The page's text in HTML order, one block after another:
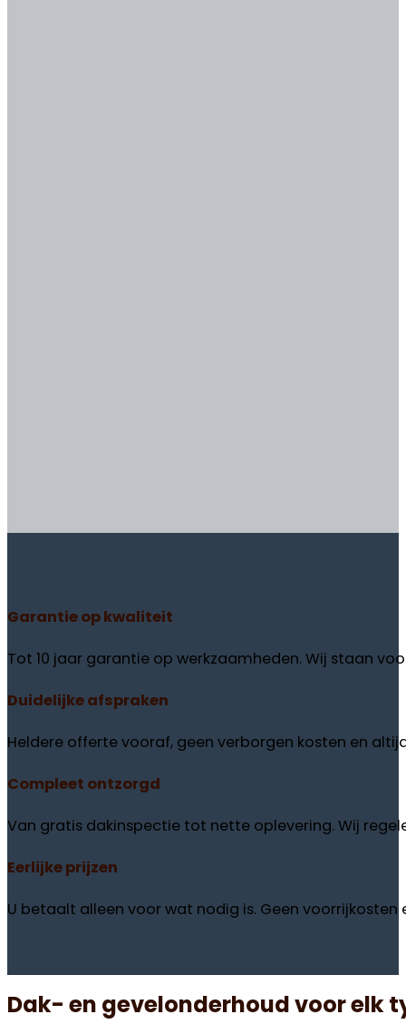
Garantieop kwaliteit
Tot 10 jaar garantie op werkzaamheden. Wij staan
Duidelijkeafspraken
Heldere offerte vooraf, geen verborgen kosten en
Compleet ontzorgd
Van gratis dakinspectie tot nette oplevering. Wij
Eerlijkeprijzen
U betaalt alleen voor wat nodig is. Geen
Dak- en gevelonderhoud voor elk